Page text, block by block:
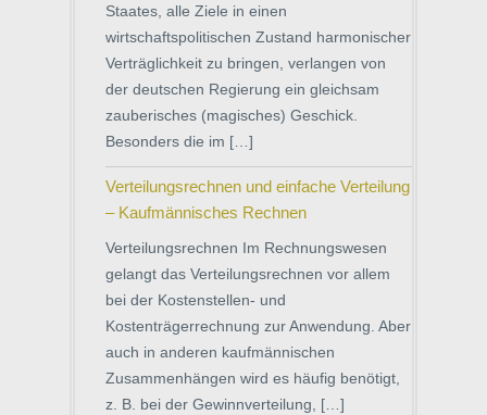
Staates, alle Ziele in einen
wirtschaftspolitischen Zustand harmonischer
Verträglichkeit zu bringen, verlangen von
der deutschen Regierung ein gleichsam
zauberisches (magisches) Geschick.
Besonders die im […]
Verteilungsrechnen und einfache Verteilung
– Kaufmännisches Rechnen
Verteilungsrechnen Im Rechnungswesen
gelangt das Verteilungsrechnen vor allem
bei der Kostenstellen- und
Kostenträgerrechnung zur Anwendung. Aber
auch in anderen kaufmännischen
Zusammenhängen wird es häufig benötigt,
z. B. bei der Gewinnverteilung, […]